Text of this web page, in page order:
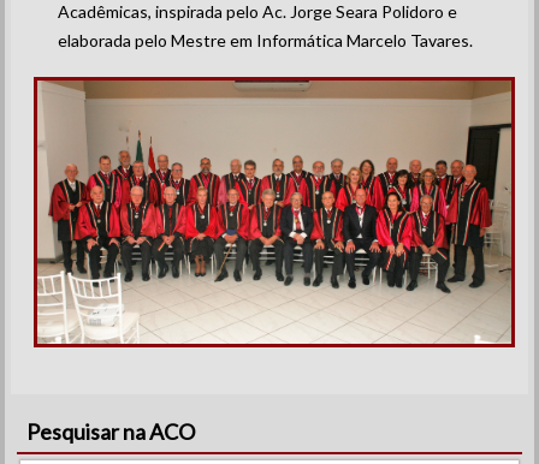
Acadêmicas, inspirada pelo Ac. Jorge Seara Polidoro e
elaborada pelo Mestre em Informática Marcelo Tavares.
Pesquisar na ACO